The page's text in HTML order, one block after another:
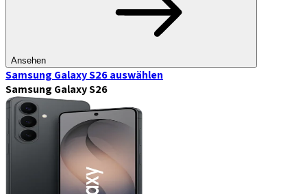
Ansehen
Samsung Galaxy S26auswählen
Samsung Galaxy S26